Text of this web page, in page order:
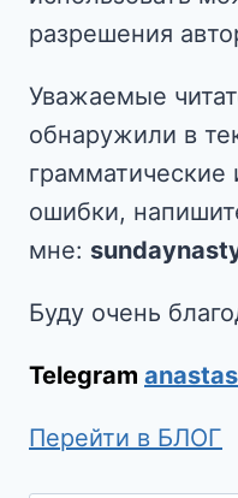
разрешения
Уважаемые
обнаружили в
грамматические
ошибки,
мне:
Буду очень
Telegram
Перейти в БЛОГ